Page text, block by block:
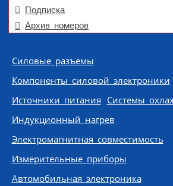
Подписка
Архив номеров
Skip to content
Силовые разъемы
Компоненты силовой электроники
Источники питания Системы
Индукционный нагрев
Электромагнитная совместимость
Измерительные приборы
Автомобильная электроника